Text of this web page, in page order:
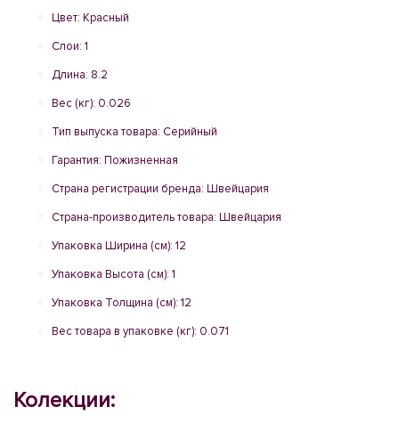
Цвет: Красный
Слои: 1
Длина: 8.2
Вес (кг): 0.026
Тип выпуска товара: Серийный
Гарантия: Пожизненная
Страна регистрации бренда: Швейцария
Страна-производитель товара: Швейцария
Упаковка Ширина (см): 12
Упаковка Высота (см): 1
Упаковка Толщина (см): 12
Вес товара в упаковке (кг): 0.071
Колекции: